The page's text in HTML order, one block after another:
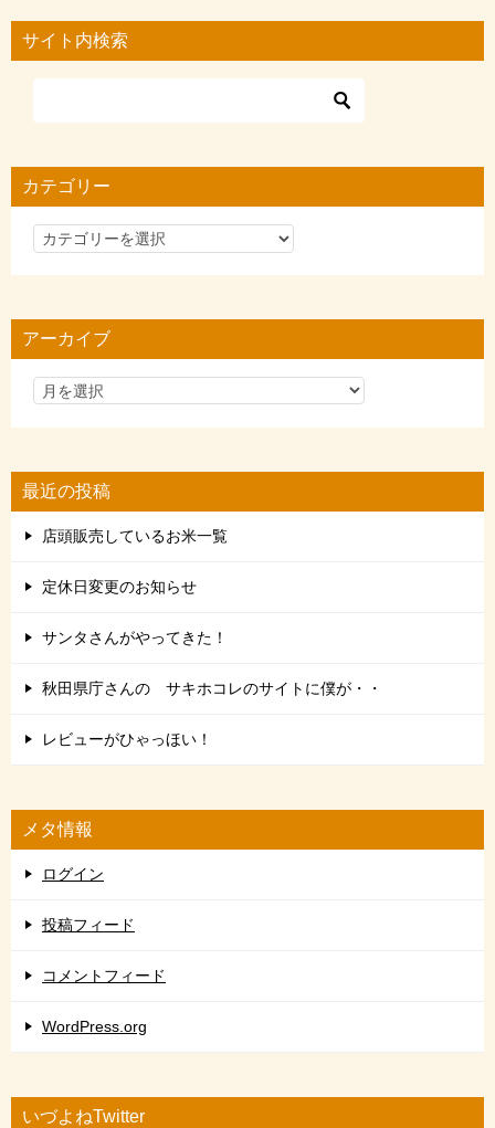
サイト内検索
カテゴリー
カ
リ
アーカイブ
最近の投稿
店頭販売しているお米一覧
定休日変更のお知らせ
サンタさんがやってきた！
秋田県庁さんの サキホコレのサイトに僕が・・
レビューがひゃっほい！
メタ情報
ログイン
投稿フィード
コメントフィード
WordPress.org
いづよねTwitter